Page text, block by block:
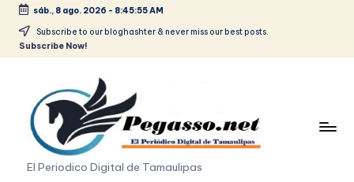
Saltar
sáb., 8 ago. 2026 - 8:45:55 AM
Subscribe to our bloghashter & never miss our best posts.
Subscribe Now!
p
El Periodico Digital de Tamaulipas